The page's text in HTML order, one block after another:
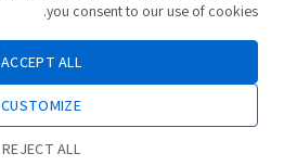
0
you consent to our use of cookies.
ACCEPT ALL
CUSTOMIZE
REJECT ALL